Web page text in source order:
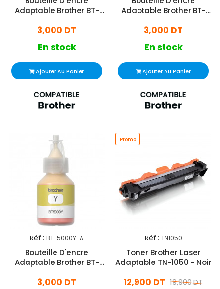
Adaptable Brother BT-
3,000 DT
En stock
Ajouter Au Panier
Adaptable Brother BT-
3,000 DT
En stock
Ajouter Au Panier
Réf : BT-5000Y-A
Bouteille D'encre
Adaptable Brother BT-
3,000 DT
Promo
Réf : TN1050
Toner Brother Laser
Adaptable TN-1050 - Noir
19,900 DT
12,900 DT